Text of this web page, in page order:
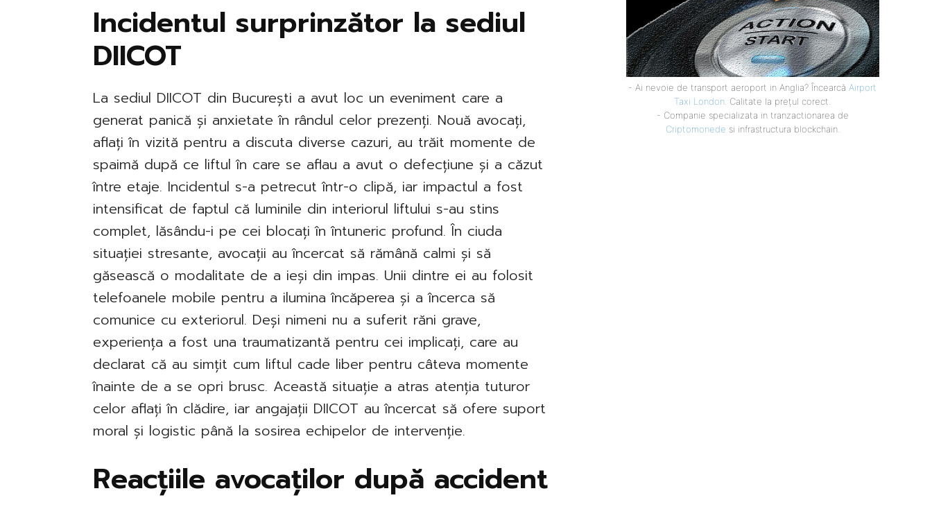
Incidentul surprinzător la sediul
DIICOT
La sediul DIICOT din București a avut loc un eveniment care a
generat panică și anxietate în rândul celor prezenți. Nouă avocați,
aflați în vizită pentru a discuta diverse cazuri, au trăit momente de
spaimă după ce liftul în care se aflau a avut o defecțiune și a căzut
între etaje. Incidentul s-a petrecut într-o clipă, iar impactul a fost
intensificat de faptul că luminile din interiorul liftului s-au stins
complet, lăsându-i pe cei blocați în întuneric profund. În ciuda
situației stresante, avocații au încercat să rămână calmi și să
găsească o modalitate de a ieși din impas. Unii dintre ei au folosit
telefoanele mobile pentru a ilumina încăperea și a încerca să
comunice cu exteriorul. Deși nimeni nu a suferit răni grave,
experiența a fost una traumatizantă pentru cei implicați, care au
declarat că au simțit cum liftul cade liber pentru câteva momente
înainte de a se opri brusc. Această situație a atras atenția tuturor
celor aflați în clădire, iar angajații DIICOT au încercat să ofere suport
moral și logistic până la sosirea echipelor de intervenție.
Reacțiile avocaților după accident
- Ai nevoie de transport aeroport in Anglia? Încearcă Airport
Taxi London . Calitate la prețul corect.
- Companie specializata in tranzactionarea de
Criptomonede si infrastructura blockchain.